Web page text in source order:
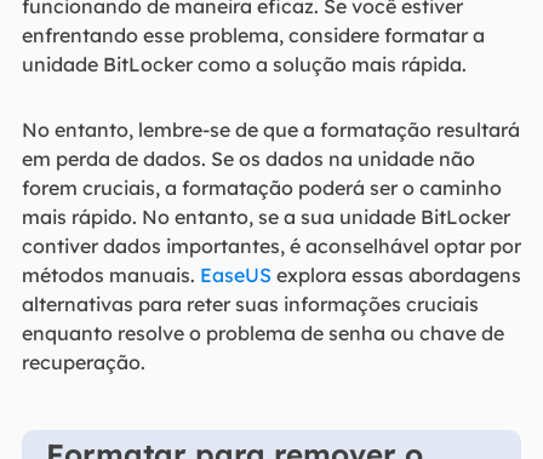
funcionando de maneira eficaz. Se você estiver
enfrentando esse problema, considere formatar a
unidade BitLocker como a solução mais rápida.
No entanto, lembre-se de que a formatação resultará
em perda de dados. Se os dados na unidade não
forem cruciais, a formatação poderá ser o caminho
mais rápido. No entanto, se a sua unidade BitLocker
contiver dados importantes, é aconselhável optar por
métodos manuais. EaseUS explora essas abordagens
alternativas para reter suas informações cruciais
enquanto resolve o problema de senha ou chave de
recuperação.